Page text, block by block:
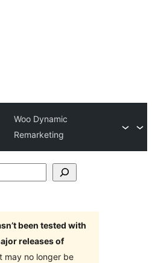
Woo Dynamic
Remarketing
been tested with
releases of
may no longer be